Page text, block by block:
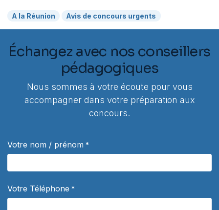
A la Réunion Avis de concours urgents
Échangez avec nos conseillers
pédagogiques
Nous sommes à votre écoute pour vous
accompagner dans votre préparation aux
concours.
Votre nom / prénom *
Votre Téléphone *